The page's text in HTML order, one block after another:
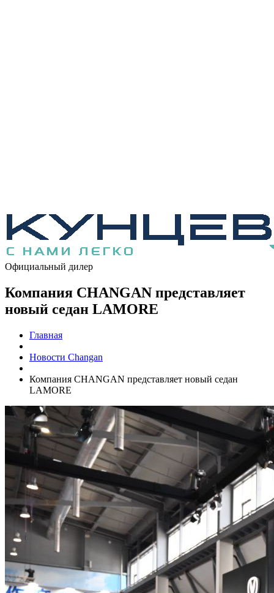
Официальный дилер
Компания CHANGAN представляет
новый седан LAMORE
Главная
Новости Changan
Компания CHANGAN представляет новый седан
LAMORE